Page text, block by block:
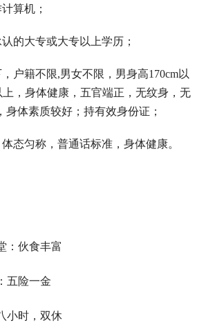
算机；
的大专或大专以上学历；
户籍不限,男女不限，男身高170cm以
上，身体健康，五官端正，无纹身，无
身体素质较好；持有效身份证；
态匀称，普通话标准，身体健康。
：伙食丰富
五险一金
小时，双休